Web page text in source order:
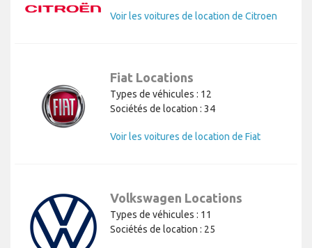
Voir les voitures de location de Citroen
Fiat Locations
Types de véhicules : 12
Sociétés de location : 34
Voir les voitures de location de Fiat
Volkswagen Locations
Types de véhicules : 11
Sociétés de location : 25